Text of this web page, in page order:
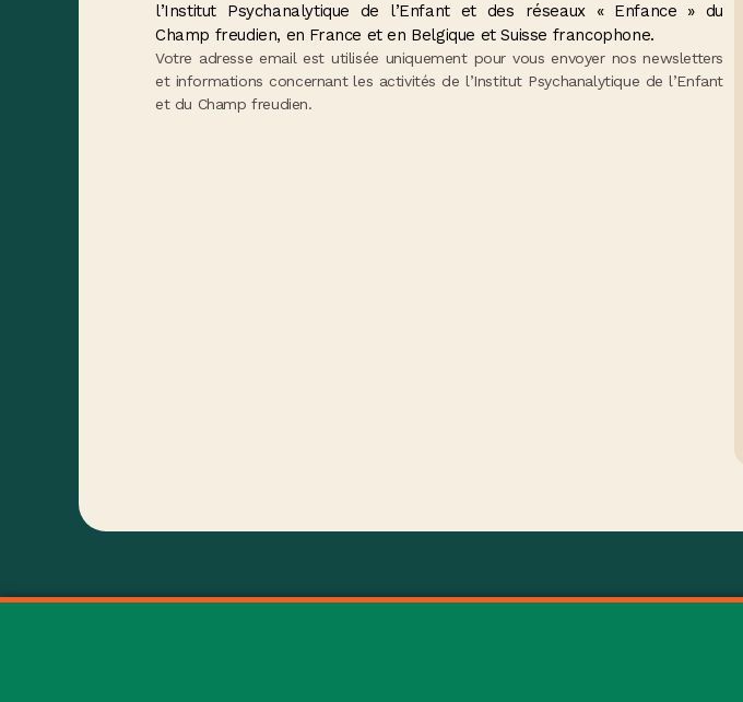
l’Institut Psychanalytique de l’Enfant et des réseaux « Enfance » du
Champ freudien, en France et en Belgique et Suisse francophone.
Votre adresse email est utilisée uniquement pour vous envoyer nos newsletters
et informations concernant les activités de l’Institut Psychanalytique de l’Enfant
et du Champ freudien.